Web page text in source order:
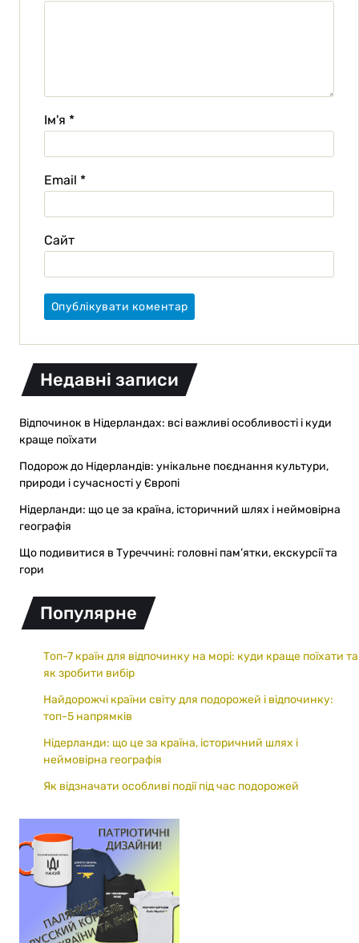
Ім'я *
Email *
Сайт
Недавні записи
Відпочинок в Нідерландах: всі важливі особливості і куди
краще поїхати
Подорож до Нідерландів: унікальне поєднання культури,
природи і сучасності у Європі
Нідерланди: що це за країна, історичний шлях і неймовірна
географія
Що подивитися в Туреччині: головні пам’ятки, екскурсії та
гори
Популярне
Топ-7 країн для відпочинку на морі: куди краще поїхати та
як зробити вибір
Найдорожчі країни світу для подорожей і відпочинку:
топ-5 напрямків
Нідерланди: що це за країна, історичний шлях і
неймовірна географія
Як відзначати особливі події під час подорожей